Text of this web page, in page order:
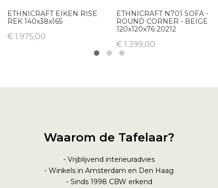
ETHNICRAFT EIKEN RISE
REK 140x38x165
€ 1.975,00
ETHNICRAFT N701 SOFA -
ROUND CORNER - BEIGE
120x120x76 20212
€ 1.399,00
Waarom de Tafelaar?
- Vrijblijvend interieuradvies
- Winkels in Amsterdam en Den Haag
- Sinds 1998 CBW erkend